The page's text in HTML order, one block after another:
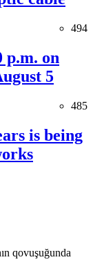
494
p.m. on
5
485
is being
qovuşuğunda